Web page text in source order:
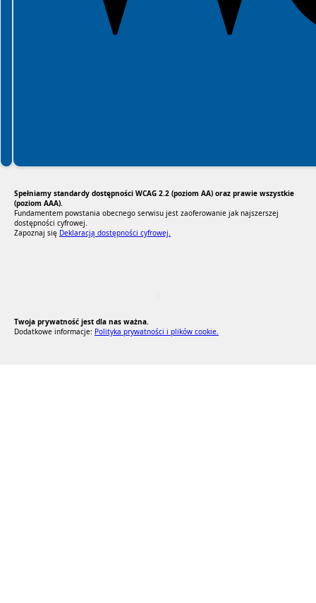
Spełniamy standardy dostępności WCAG 2.2 (poziom AA) oraz prawie wszystkie
(poziom AAA).
Fundamentem powstania obecnego serwisu jest zaoferowanie jak najszerszej
dostępności cyfrowej.
Zapoznaj się Deklaracją dostępności cyfrowej.
Twoja prywatność jest dla nas ważna.
Dodatkowe informacje: Polityka prywatności i plików cookie.